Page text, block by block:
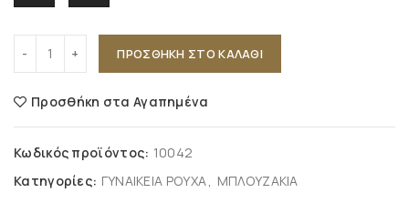
ΠΡΟΣΘΉΚΗ ΣΤΟ ΚΑΛΆΘΙ
Προσθήκη στα Αγαπημένα
Κωδικός προϊόντος: 10042
Κατηγορίες: ΓΥΝΑΙΚΕΙΑ ΡΟΥΧΑ, ΜΠΛΟΥΖΑΚΙΑ